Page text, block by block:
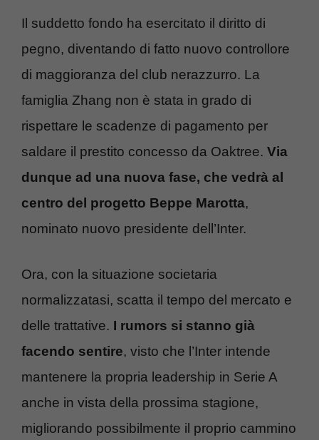
Il suddetto fondo ha esercitato il diritto di
pegno, diventando di fatto nuovo controllore
di maggioranza del club nerazzurro. La
famiglia Zhang non è stata in grado di
rispettare le scadenze di pagamento per
saldare il prestito concesso da Oaktree. Via
dunque ad una nuova fase, che vedrà al
centro del progetto Beppe Marotta,
nominato nuovo presidente dell’Inter.
Ora, con la situazione societaria
normalizzatasi, scatta il tempo del mercato e
delle trattative. I rumors si stanno già
facendo sentire, visto che l’Inter intende
mantenere la propria leadership in Serie A
anche in vista della prossima stagione,
migliorando possibilmente il proprio cammino